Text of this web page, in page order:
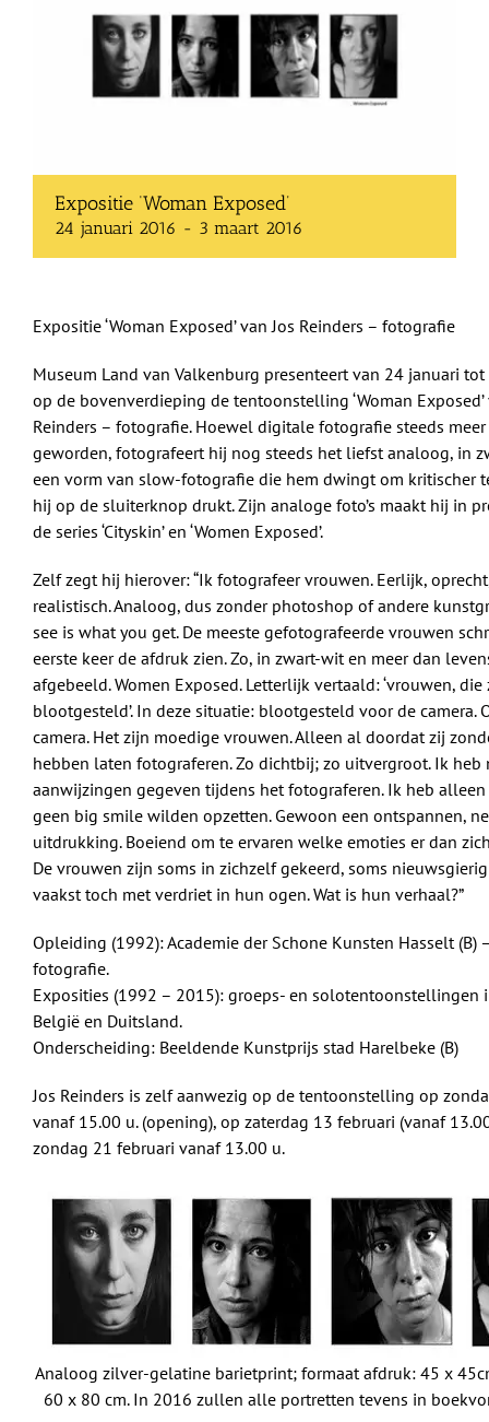
Expositie ‘Woman Exposed’
24 januari 2016 - 3 maart 2016
Expositie ‘Woman Exposed’ van Jos Reinders – fotografie
Museum Land van Valkenburg presenteert van 24 januari
op de bovenverdieping de tentoonstelling ‘Woman Exposed’
Reinders – fotografie. Hoewel digitale fotografie steeds
geworden, fotografeert hij nog steeds het liefst analoog, in
een vorm van slow-fotografie die hem dwingt om kritischer
hij op de sluiterknop drukt. Zijn analoge foto’s maakt hij in
de series ‘Cityskin’ en ‘Women Exposed’.
Zelf zegt hij hierover: “Ik fotografeer vrouwen. Eerlijk,
realistisch. Analoog, dus zonder photoshop of andere
see is what you get. De meeste gefotografeerde vrouwen
eerste keer de afdruk zien. Zo, in zwart-wit en meer dan
afgebeeld. Women Exposed. Letterlijk vertaald: ‘vrouwen, die
blootgesteld’. In deze situatie: blootgesteld voor de camera.
camera. Het zijn moedige vrouwen. Alleen al doordat zij
hebben laten fotograferen. Zo dichtbij; zo uitvergroot. Ik heb
aanwijzingen gegeven tijdens het fotograferen. Ik heb
geen big smile wilden opzetten. Gewoon een ontspannen,
uitdrukking. Boeiend om te ervaren welke emoties er dan
De vrouwen zijn soms in zichzelf gekeerd, soms
vaakst toch met verdriet in hun ogen. Wat is hun verhaal?”
Opleiding (1992): Academie der Schone Kunsten Hasselt (B)
fotografie.
Exposities (1992 – 2015): groeps- en solotentoonstellingen
België en Duitsland.
Onderscheiding: Beeldende Kunstprijs stad Harelbeke (B)
Jos Reinders is zelf aanwezig op de tentoonstelling op
vanaf 15.00 u. (opening), op zaterdag 13 februari (vanaf
zondag 21 februari vanaf 13.00 u.
Analoog zilver-gelatine barietprint; formaat afdruk: 45 x
60 x 80 cm. In 2016 zullen alle portretten tevens in